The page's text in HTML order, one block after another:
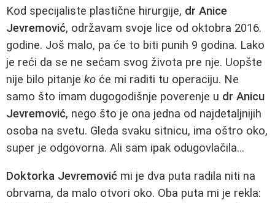
Kod specijaliste plastične hirurgije, dr Anice
Jevremović, održavam svoje lice od oktobra 2016.
godine. Još malo, pa će to biti punih 9 godina. Lako
je reći da se ne sećam svog života pre nje. Uopšte
nije bilo pitanje ko će mi raditi tu operaciju. Ne
samo što imam dugogodišnje poverenje u dr Anicu
Jevremović, nego što je ona jedna od najdetaljnijih
osoba na svetu. Gleda svaku sitnicu, ima oštro oko,
super je odgovorna. Ali sam ipak odugovlačila…
Doktorka Jevremović mi je dva puta radila niti na
obrvama, da malo otvori oko. Oba puta mi je rekla: